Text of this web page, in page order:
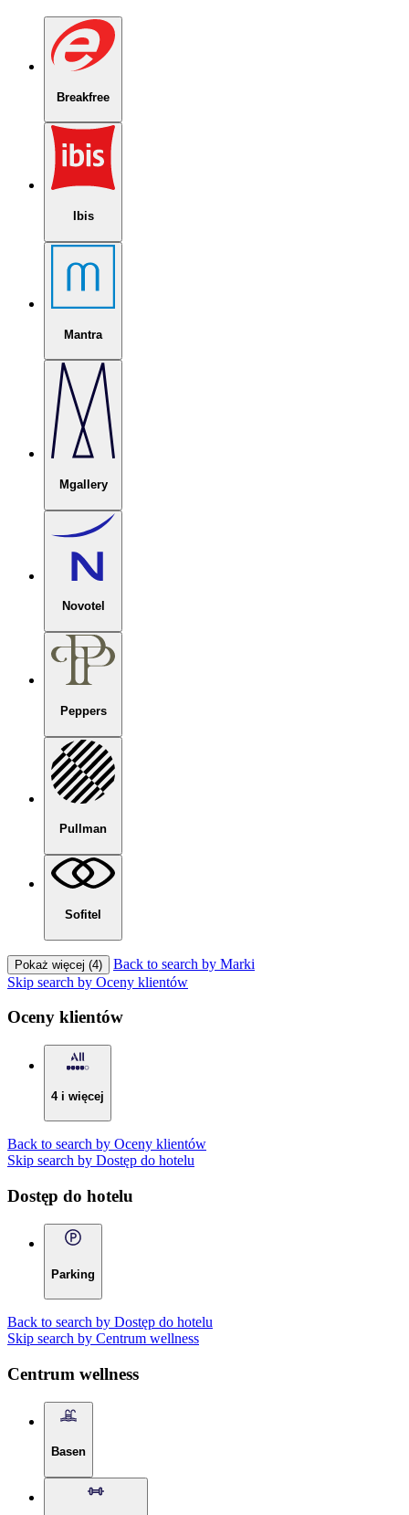
Breakfree
Ibis
Mantra
Mgallery
Novotel
Peppers
Pullman
Sofitel
Pokaż więcej (4)
Back to search by Marki
Skip search by Oceny klientów
Oceny klientów
4 i więcej
Back to search by Oceny klientów
Skip search by Dostęp do hotelu
Dostęp do hotelu
Parking
Back to search by Dostęp do hotelu
Skip search by Centrum wellness
Centrum wellness
Basen